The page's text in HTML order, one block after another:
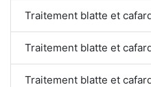
Traitement blatte et
Traitement blatte et
Traitement blatte et